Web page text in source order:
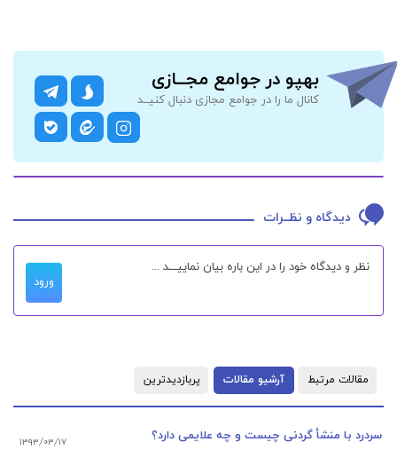
بهپو در جوامع مجــازی
کانال ما را در جوامع مجازی دنبال کنیــد
دیدگاه و نظــرات
ورود
مقالات مرتبط آرشیو مقالات پربازدیدترین
سردرد با منشأ گردنی چیست و چه علایمی دارد؟ ۱۳۹۳/۰۳/۱۷